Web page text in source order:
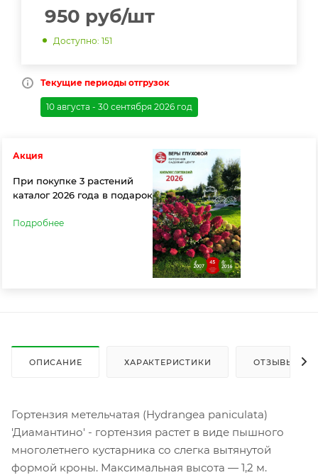
950 руб/шт
Доступно: 151
Текущие периоды отгрузок
10 августа - 30 сентября 2026 год
Акция
При покупке 3 растений
каталог 2026 года в подарок
Подробнее
ОПИСАНИЕ ХАРАКТЕРИСТИКИ ОТЗЫВЫ
Гортензия метельчатая (Hydrangea paniculata)
'Диамантино' - гортензия растет в виде пышного
многолетнего кустарника со слегка вытянутой
формой кроны. Максимальная высота — 1,2 м.